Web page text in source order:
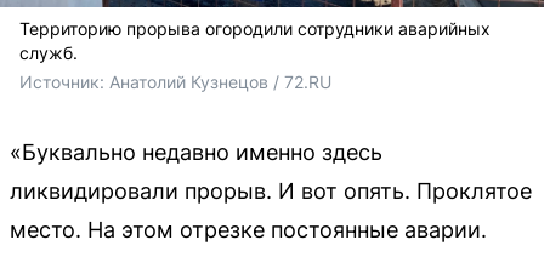
Территорию прорыва огородили сотрудники аварийных
служб.
Источник: Анатолий Кузнецов / 72.RU
«Буквально недавно именно здесь
ликвидировали прорыв. И вот опять. Проклятое
место. На этом отрезке постоянные аварии.